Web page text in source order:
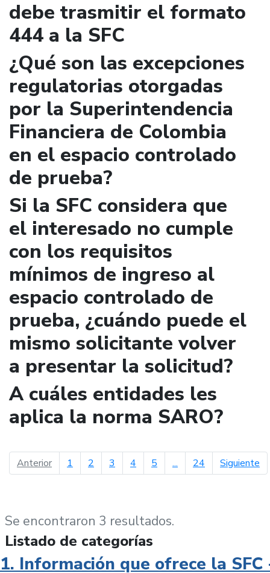
debe trasmitir el formato
444 a la SFC
¿Qué son las excepciones
regulatorias otorgadas
por la Superintendencia
Financiera de Colombia
en el espacio controlado
de prueba?
Si la SFC considera que
el interesado no cumple
con los requisitos
mínimos de ingreso al
espacio controlado de
prueba, ¿cuándo puede el
mismo solicitante volver
a presentar la solicitud?
A cuáles entidades les
aplica la norma SARO?
Anteriorpágina anterior
1 2 3 4 5 ... 24 Siguiente
Se encontraron 3 resultados.
Listado de categorías
1. Información que ofrece la SFC